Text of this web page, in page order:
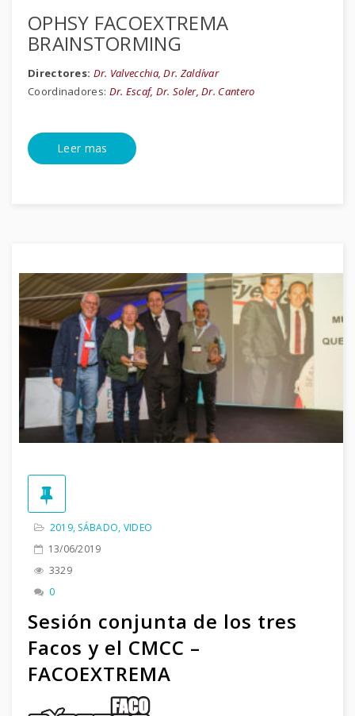
OPHSY FACOEXTREMA
BRAINSTORMING
Directores: Dr. Valvecchia, Dr. Zaldívar
Coordinadores: Dr. Escaf, Dr. Soler, Dr. Cantero
Leer mas
2019, SÁBADO, VIDEO
13/06/2019
3329
0
Sesión conjunta de los tres
Facos y el CMCC –
FACOEXTREMA